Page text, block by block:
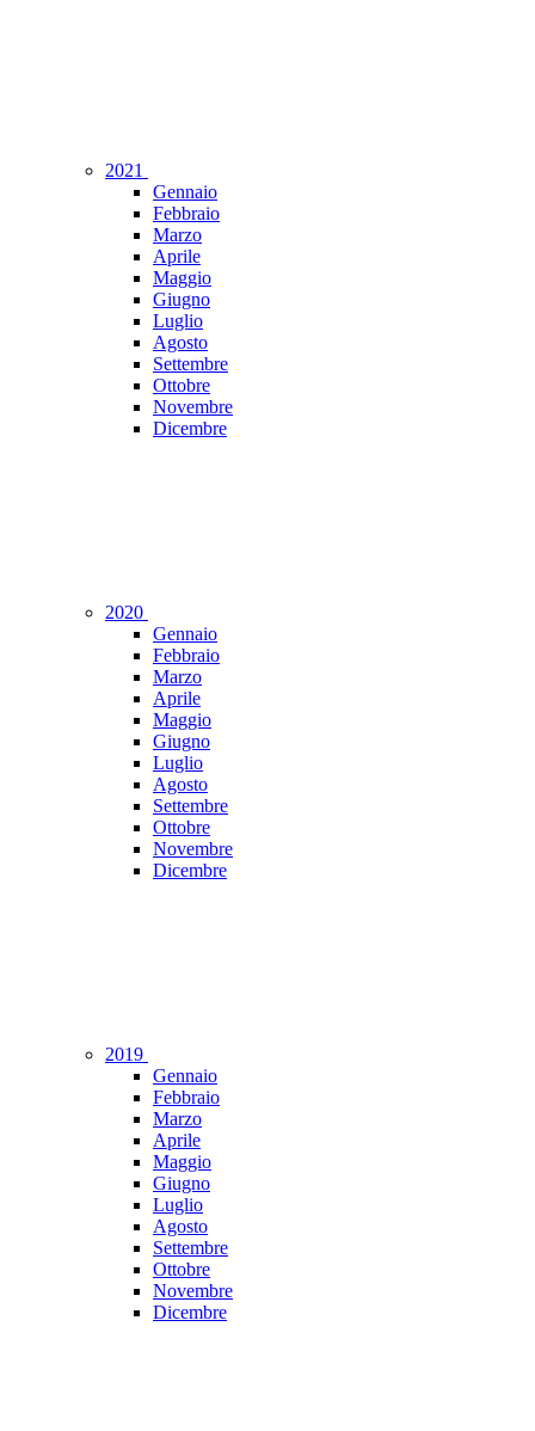
2021
Gennaio
Febbraio
Marzo
Aprile
Maggio
Giugno
Luglio
Agosto
Settembre
Ottobre
Novembre
Dicembre
2020
Gennaio
Febbraio
Marzo
Aprile
Maggio
Giugno
Luglio
Agosto
Settembre
Ottobre
Novembre
Dicembre
2019
Gennaio
Febbraio
Marzo
Aprile
Maggio
Giugno
Luglio
Agosto
Settembre
Ottobre
Novembre
Dicembre